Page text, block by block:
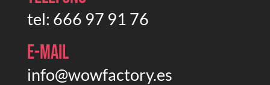
tel: 666 97 91 76
E-mail
info@wowfactory.es